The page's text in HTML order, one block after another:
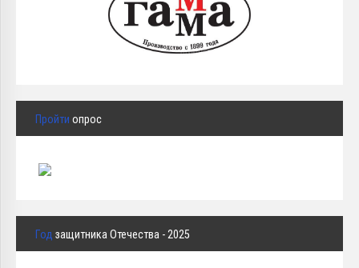
Пройти опрос
Год защитника Отечества - 2025